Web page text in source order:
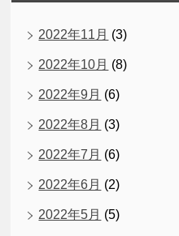
2022年11月 (3)
2022年10月 (8)
2022年9月 (6)
2022年8月 (3)
2022年7月 (6)
2022年6月 (2)
2022年5月 (5)